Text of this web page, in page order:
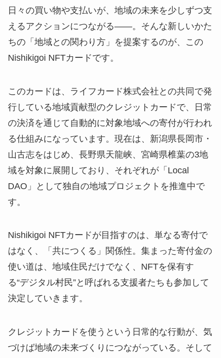
日々の買い物や支払いが、地域の未来を少しずつ支
えるアクションにつながる——。そんな新しいかた
ちの「地域との関わり方」を提案するのが、この
Nishikigoi NFTカードです。
このカードは、ライフカード株式会社との共同で発
行している地域貢献型のクレジットカードで、日常
の決済を通じて自動的に対象地域への寄付が行われ
る仕組みになっています。現在は、新潟県長岡市・
山古志をはじめ、長野県天龍峡、宮崎県椎葉の3地
域を対象に展開しており、それぞれが「Local
DAO」として独自の地域プロジェクトを推進中で
す。
Nishikigoi NFTカードが目指すのは、単なる寄付で
はなく、「共につくる」関係性。集まった寄付金の
使い道は、地域住民だけでなく、NFTを保有す
る“デジタル村民”と呼ばれる支援者たちも参加して
決定していきます。
クレジットカードを使うという日常的な行動が、気
づけば地域の未来づくりにつながっている。そして